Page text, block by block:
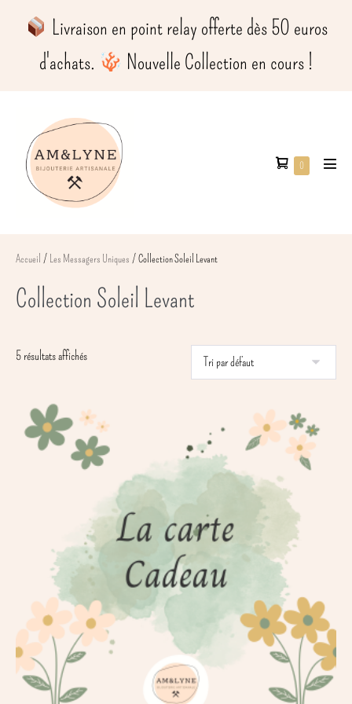
principal
​ Livraison en point relay offerte dès 50 euros
d'achats.
​ Nouvelle Collection en cours !
Panier 0Éléments
Accueil / Les Messagers Uniques / Collection Soleil Levant
Collection Soleil Levant
5 résultats affichés